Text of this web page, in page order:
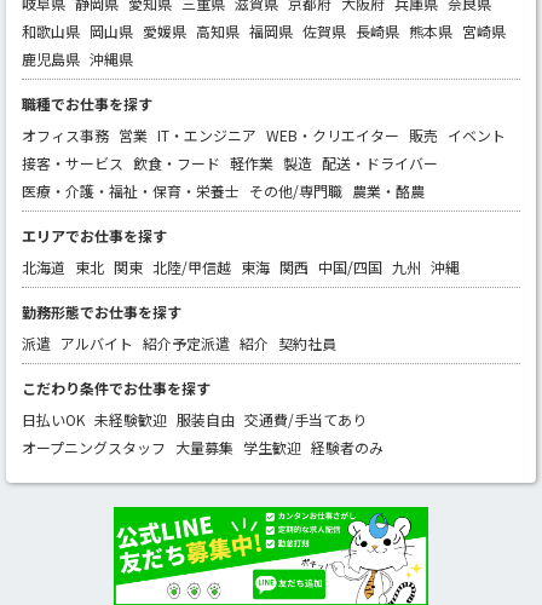
和歌山県 岡山県 愛媛県 高知県 福岡県 佐賀県 長崎県 熊本県 宮崎県
鹿児島県 沖縄県
職種でお仕事を探す
オフィス事務 営業 IT・エンジニア WEB・クリエイター 販売 イベント
接客・サービス 飲食・フード 軽作業 製造 配送・ドライバー
医療・介護・福祉・保育・栄養士 その他/専門職 農業・酪農
エリアでお仕事を探す
北海道 東北 関東 北陸/甲信越 東海 関西 中国/四国 九州 沖縄
勤務形態でお仕事を探す
派遣 アルバイト 紹介予定派遣 紹介 契約社員
こだわり条件でお仕事を探す
日払いOK 未経験歓迎 服装自由 交通費/手当てあり
オープニングスタッフ 大量募集 学生歓迎 経験者のみ